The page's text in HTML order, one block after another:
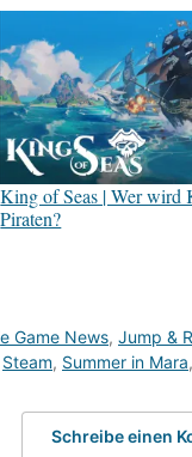
King of Seas | Wer wird
Piraten?
Game News, Jump &
Steam, Summer in Mara,
Schreibe einen